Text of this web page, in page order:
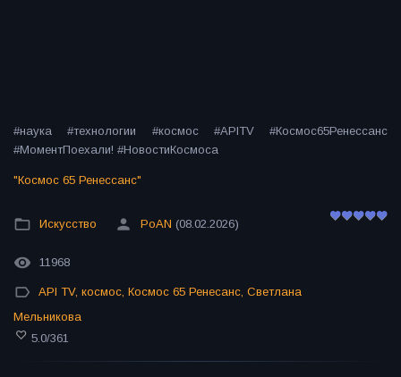
#наука #технологии #космос #APITV #Космос65Ренессанс
#МоментПоехали! #НовостиКосмоса
"Космос 65 Ренессанс"
Искусство PoAN (08.02.2026)
11968
API TV, космос, Космос 65 Ренесанс, Светлана
Мельникова
5.0/361